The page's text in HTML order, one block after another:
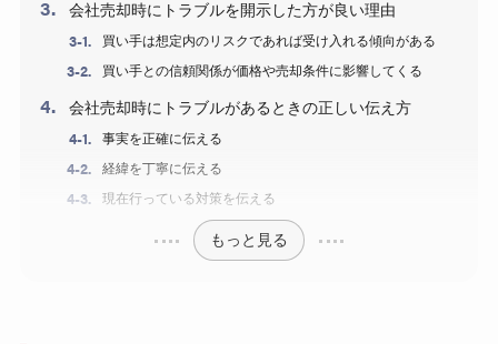
会社売却時にトラブルを開示した方が良い理由
買い手は想定内のリスクであれば受け入れる傾向がある
買い手との信頼関係が価格や売却条件に影響してくる
会社売却時にトラブルがあるときの正しい伝え方
事実を正確に伝える
経緯を丁寧に伝える
現在行っている対策を伝える
もっと見る